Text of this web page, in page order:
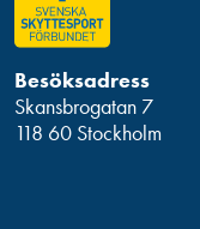
Besöksadress
Skansbrogatan 7
118 60 Stockholm